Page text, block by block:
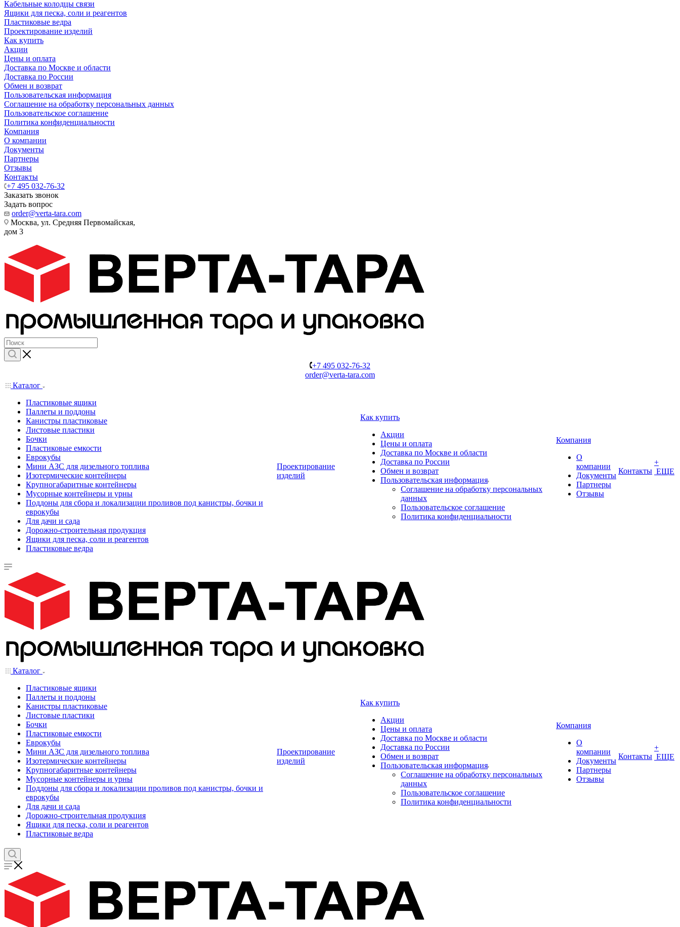
Кабельные колодцы связи
Ящики для песка, соли и реагентов
Пластиковые ведра
Проектирование изделий
Как купить
Акции
Цены и оплата
Доставка по Москве и области
Доставка по России
Обмен и возврат
Пользовательская информация
Соглашение на обработку персональных данных
Пользовательское соглашение
Политика конфиденциальности
Компания
О компании
Документы
Партнеры
Отзывы
Контакты
+7 495 032-76-32
Заказать звонок
Задать вопрос
order@verta-tara.com
Москва, ул. Средняя Первомайская,
дом 3
+7 495 032-76-32
order@verta-tara.com
Каталог
Пластиковые ящики
Паллеты и поддоны
Канистры пластиковые
Листовые пластики
Бочки
Пластиковые емкости
Еврокубы
Мини АЗС для дизельного топлива
Изотермические контейнеры
Крупногабаритные контейнеры
Мусорные контейнеры и урны
Поддоны для сбора и локализации проливов под канистры, бочки и
еврокубы
Для дачи и сада
Дорожно-строительная продукция
Ящики для песка, соли и реагентов
Пластиковые ведра
Проектирование
изделий
Как купить
Акции
Цены и оплата
Доставка по Москве и области
Доставка по России
Обмен и возврат
Пользовательская информация
Соглашение на обработку персональных
данных
Пользовательское соглашение
Политика конфиденциальности
Компания
О
компании
Документы
Партнеры
Отзывы
Контакты
+
ЕЩЕ
Каталог
Пластиковые ящики
Паллеты и поддоны
Канистры пластиковые
Листовые пластики
Бочки
Пластиковые емкости
Еврокубы
Мини АЗС для дизельного топлива
Изотермические контейнеры
Крупногабаритные контейнеры
Мусорные контейнеры и урны
Поддоны для сбора и локализации проливов под канистры, бочки и
еврокубы
Для дачи и сада
Дорожно-строительная продукция
Ящики для песка, соли и реагентов
Пластиковые ведра
Проектирование
изделий
Как купить
Акции
Цены и оплата
Доставка по Москве и области
Доставка по России
Обмен и возврат
Пользовательская информация
Соглашение на обработку персональных
данных
Пользовательское соглашение
Политика конфиденциальности
Компания
О
компании
Документы
Партнеры
Отзывы
Контакты
+
ЕЩЕ